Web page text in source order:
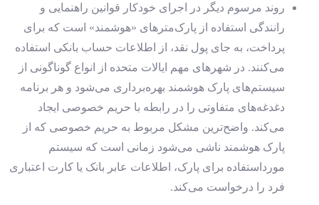
روند مرسوم دیگر در اجرای خودکار قوانین راهنمایی‌ و
رانندگی استفاده از پارک‌مترهای «هوشمند» است که برای
پرداخت، به جای پول نقد، از اطلاعات حساب بانکی استفاده
می‌کنند. در شهرهای مهم ایالات متحده از انواع گوناگونی از
سیستم‌های پارک هوشمند بهره‌برداری می‌شود و هر برنامه
دغدغه‌های متفاوتی را در رابطه با حریم خصوصی ایجاد
می‌کند. واضح‌ترین مشکل مربوط به حریم خصوصی که از
پارک هوشمند ناشی می‌شود زمانی است که سیستم
مورداستفاده برای پارک، اطلاعات عابر بانک یا کارت اعتباری
فرد را درخواست می‌کند.